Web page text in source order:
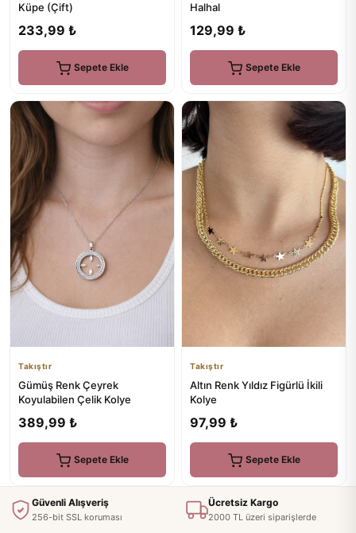
Küpe (Çift)
233,99 ₺
Sepete Ekle
Halhal
129,99 ₺
Sepete Ekle
Takıştır
Gümüş Renk Çeyrek
Koyulabilen Çelik Kolye
389,99 ₺
Sepete Ekle
Takıştır
Altın Renk Yıldız Figürlü İkili
Kolye
97,99 ₺
Sepete Ekle
Güvenli Alışveriş
256-bit SSL koruması
Ücretsiz Kargo
2000 TL üzeri siparişlerde